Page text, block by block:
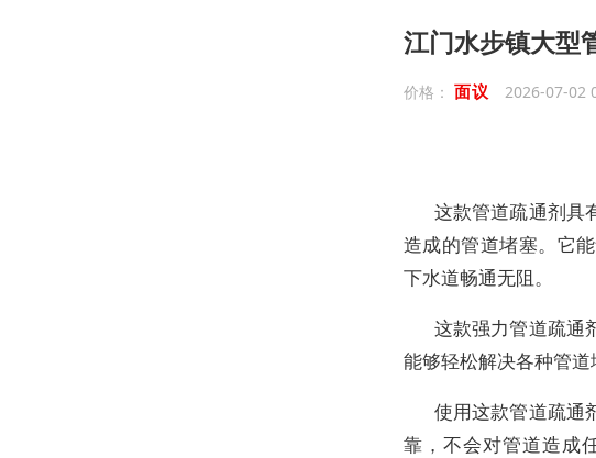
江门水步镇大型
价格： 面议 2026-07-02
这款管道疏通剂具
造成的管道堵塞。它
下水道畅通无阻。
这款强力管道疏通
能够轻松解决各种管道
使用这款管道疏通
靠，不会对管道造成